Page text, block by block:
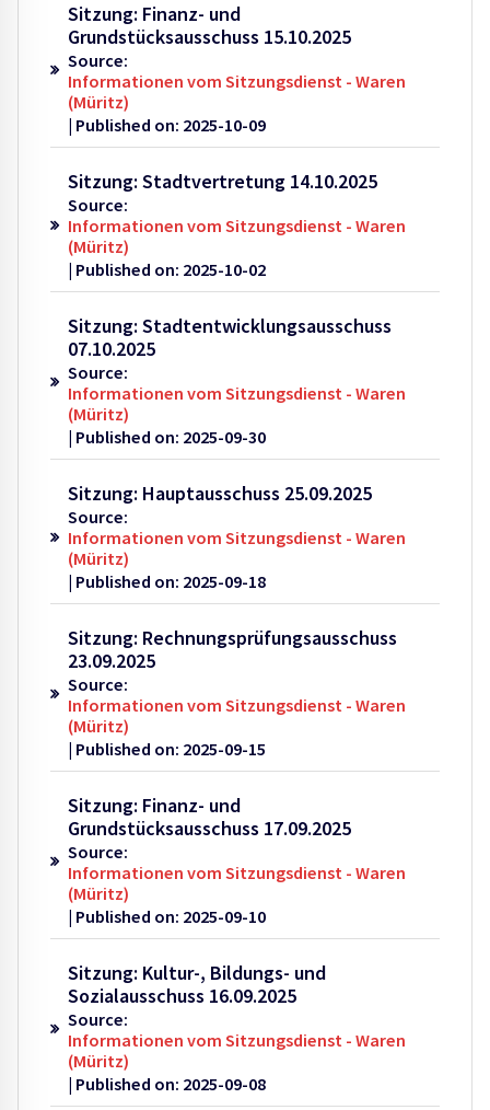
Sitzung: Finanz- und
Grundstücksausschuss 15.10.2025
Source:
Informationen vom Sitzungsdienst - Waren
(Müritz)
Published on: 2025-10-09
Sitzung: Stadtvertretung 14.10.2025
Source:
Informationen vom Sitzungsdienst - Waren
(Müritz)
Published on: 2025-10-02
Sitzung: Stadtentwicklungsausschuss
07.10.2025
Source:
Informationen vom Sitzungsdienst - Waren
(Müritz)
Published on: 2025-09-30
Sitzung: Hauptausschuss 25.09.2025
Source:
Informationen vom Sitzungsdienst - Waren
(Müritz)
Published on: 2025-09-18
Sitzung: Rechnungsprüfungsausschuss
23.09.2025
Source:
Informationen vom Sitzungsdienst - Waren
(Müritz)
Published on: 2025-09-15
Sitzung: Finanz- und
Grundstücksausschuss 17.09.2025
Source:
Informationen vom Sitzungsdienst - Waren
(Müritz)
Published on: 2025-09-10
Sitzung: Kultur-, Bildungs- und
Sozialausschuss 16.09.2025
Source:
Informationen vom Sitzungsdienst - Waren
(Müritz)
Published on: 2025-09-08